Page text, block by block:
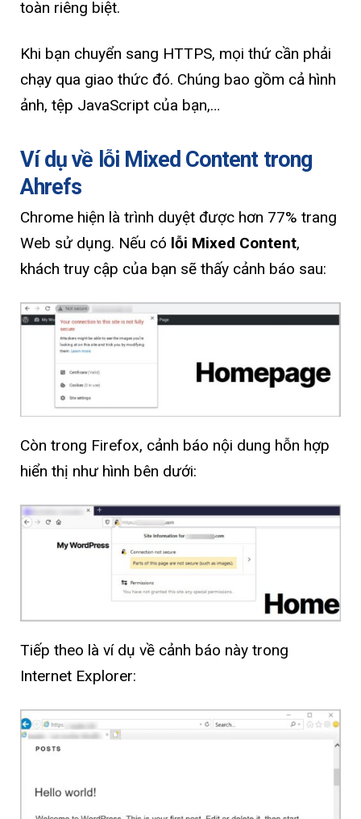
toàn riêng biệt.
Khi bạn chuyển sang HTTPS, mọi thứ cần phải
chạy qua giao thức đó. Chúng bao gồm cả hình
ảnh, tệp JavaScript của bạn,…
Ví dụ về lỗi Mixed Content trong
Ahrefs
Chrome hiện là trình duyệt được hơn 77% trang
Web sử dụng. Nếu có lỗi Mixed Content,
khách truy cập của bạn sẽ thấy cảnh báo sau:
Còn trong Firefox, cảnh báo nội dung hỗn hợp
hiển thị như hình bên dưới:
Tiếp theo là ví dụ về cảnh báo này trong
Internet Explorer: